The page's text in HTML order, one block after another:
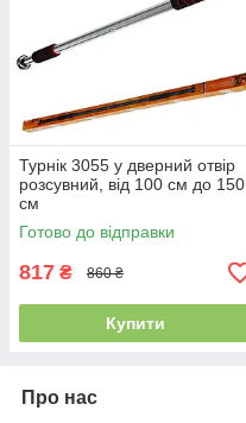
Турнік 3055 у дверний отвір
розсувний, від 100 см до 150
см
Готово до відправки
817 ₴ 860 ₴
Купити
Про нас